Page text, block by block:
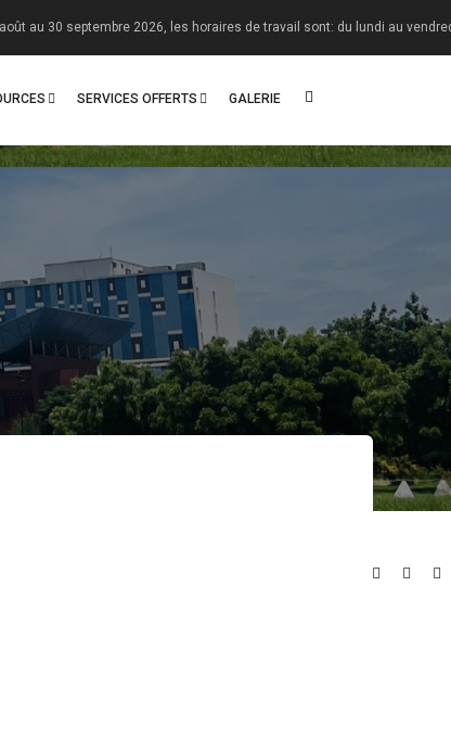
au 30 septembre 2026, les horaires de travail sont: du lundi au vendredi :
SERVICES OFFERTS GALERIE